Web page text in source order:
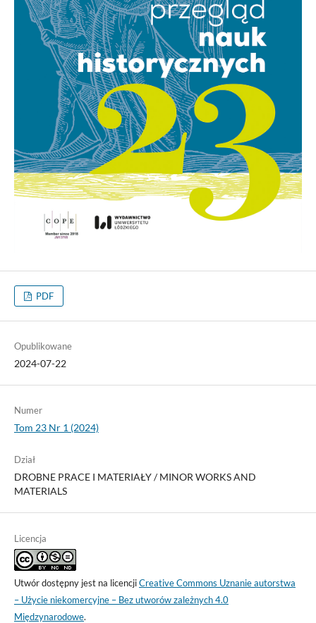
PDF
Opublikowane
2024-07-22
Numer
Tom 23 Nr 1 (2024)
Dział
DROBNE PRACE I MATERIAŁY / MINOR WORKS AND
MATERIALS
Licencja
Utwór dostępny jest na licencjiCreative Commons Uznanie autorstwa
– Użycie niekomercyjne – Bez utworów zależnych 4.0
Międzynarodowe.